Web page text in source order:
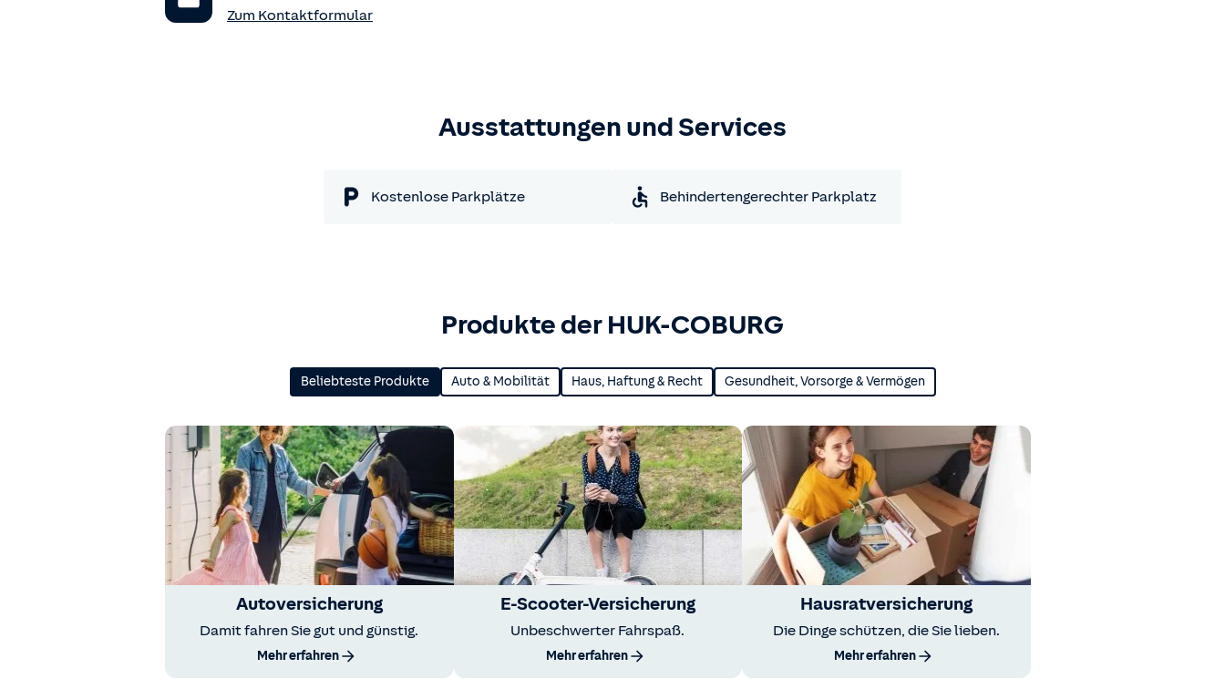
Zum Kontaktformular
Ausstattungen und Services
Kostenlose Parkplätze Behindertengerechter Parkplatz
Produkte der HUK-COBURG
Beliebteste Produkte Auto & Mobilität Haus, Haftung & Recht Gesundheit, Vorsorge & Vermögen
Autoversicherung
Damit fahren Sie gut und günstig.
Mehr erfahren
E-Scooter-Versicherung
Unbeschwerter Fahrspaß.
Mehr erfahren
Hausratversicherung
Die Dinge schützen, die Sie lieben.
Mehr erfahren